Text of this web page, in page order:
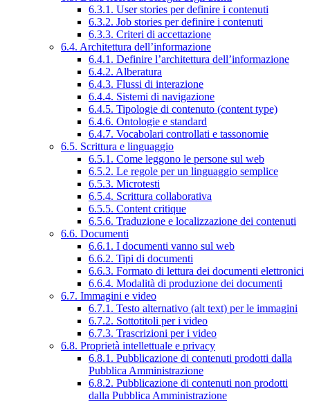
6.3.1. User stories per definire i contenuti
6.3.2. Job stories per definire i contenuti
6.3.3. Criteri di accettazione
6.4. Architettura dell’informazione
6.4.1. Definire l’architettura dell’informazione
6.4.2. Alberatura
6.4.3. Flussi di interazione
6.4.4. Sistemi di navigazione
6.4.5. Tipologie di contenuto (content type)
6.4.6. Ontologie e standard
6.4.7. Vocabolari controllati e tassonomie
6.5. Scrittura e linguaggio
6.5.1. Come leggono le persone sul web
6.5.2. Le regole per un linguaggio semplice
6.5.3. Microtesti
6.5.4. Scrittura collaborativa
6.5.5. Content critique
6.5.6. Traduzione e localizzazione dei contenuti
6.6. Documenti
6.6.1. I documenti vanno sul web
6.6.2. Tipi di documenti
6.6.3. Formato di lettura dei documenti elettronici
6.6.4. Modalità di produzione dei documenti
6.7. Immagini e video
6.7.1. Testo alternativo (alt text) per le immagini
6.7.2. Sottotitoli per i video
6.7.3. Trascrizioni per i video
6.8. Proprietà intellettuale e privacy
6.8.1. Pubblicazione di contenuti prodotti dalla
Pubblica Amministrazione
6.8.2. Pubblicazione di contenuti non prodotti
dalla Pubblica Amministrazione